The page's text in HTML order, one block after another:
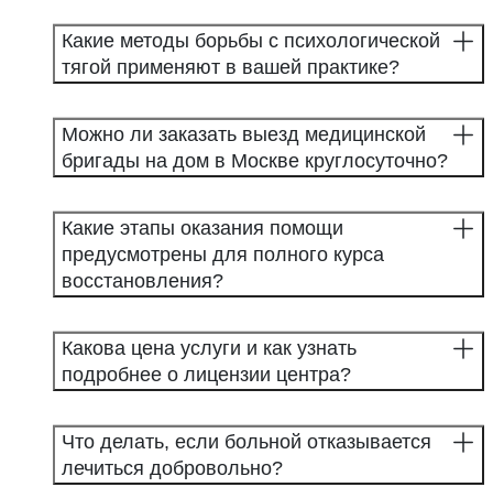
Какие методы борьбы с психологической
тягой применяют в вашей практике?
Можно ли заказать выезд медицинской
бригады на дом в Москве круглосуточно?
Какие этапы оказания помощи
предусмотрены для полного курса
восстановления?
Какова цена услуги и как узнать
подробнее о лицензии центра?
Что делать, если больной отказывается
лечиться добровольно?